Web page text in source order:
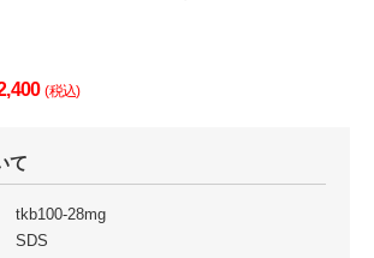
(税込)
て
tkb100-28mg
SDS